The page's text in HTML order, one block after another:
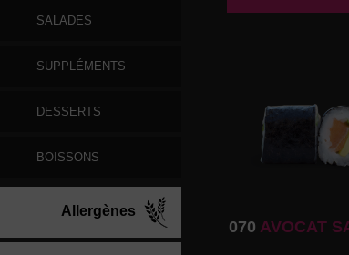
SALADES
SUPPLÉMENTS
DESSERTS
BOISSONS
Allergènes
070 AVOCAT